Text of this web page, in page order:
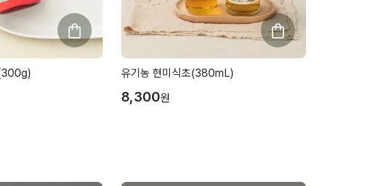
유기농 현미식초(380mL)
8,300원